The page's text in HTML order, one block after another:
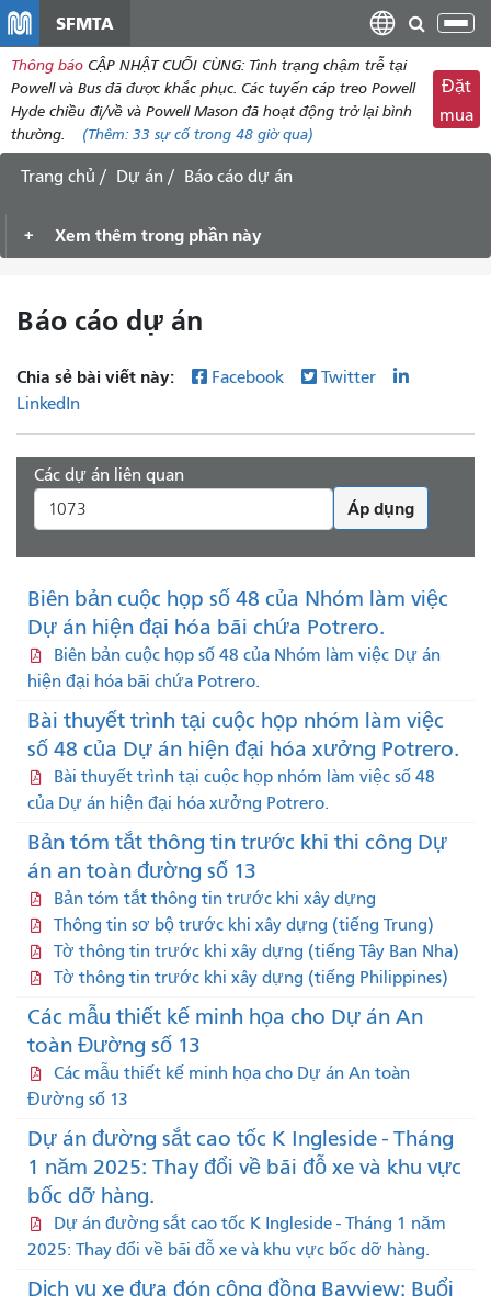
dung
SFMTA
Thông báo CẬP NHẬT CUỐI CÙNG: Tình trạng chậm trễ tại
Powell và Bus đã được khắc phục. Các tuyến cáp treo Powell
Hyde chiều đi/về và Powell Mason đã hoạt động trở lại bình
thường.
(Thêm: 33 sựcố trong 48 giờ qua)
Đặt
mua
Trang chủ Dự án Báo cáo dự án
Xem thêm trong phần này
Báo cáo dự án
Chia sẻ bài viết này: Facebook
Twitter
LinkedIn
Các dự án liên quan
Áp dụng
Biên bản cuộc họp số 48 của Nhóm làm việc
Dự án hiện đại hóa bãi chứa Potrero.
Biên bản cuộc họp số 48 của Nhóm làm việc Dự án
hiện đại hóa bãi chứa Potrero.
Bài thuyết trình tại cuộc họp nhóm làm việc
số 48 của Dự án hiện đại hóa xưởng Potrero.
Bài thuyết trình tại cuộc họp nhóm làm việc số 48
của Dự án hiện đại hóa xưởng Potrero.
Bản tóm tắt thông tin trước khi thi công Dự
án an toàn đường số 13
Bản tóm tắt thông tin trước khi xây dựng
Thông tin sơ bộ trước khi xây dựng (tiếng Trung)
Tờ thông tin trước khi xây dựng (tiếng Tây Ban Nha)
Tờ thông tin trước khi xây dựng (tiếng Philippines)
Các mẫu thiết kế minh họa cho Dự án An
toàn Đường số 13
Các mẫu thiết kế minh họa cho Dự án An toàn
Đường số 13
Dự án đường sắt cao tốc K Ingleside - Tháng
1 năm 2025: Thay đổi về bãi đỗ xe và khu vực
bốc dỡ hàng.
Dự án đường sắt cao tốc K Ingleside - Tháng 1 năm
2025: Thay đổi về bãi đỗ xe và khu vực bốc dỡ hàng.
Dịch vụ xe đưa đón cộng đồng Bayview: Buổi